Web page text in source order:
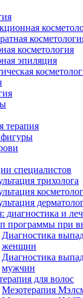
косметология
эпиляция
терапия
специалистов
трихолога
диагностика и
программы при
Диагностика
женщин
Диагностика
мужчин
для волос
Мезотерапия